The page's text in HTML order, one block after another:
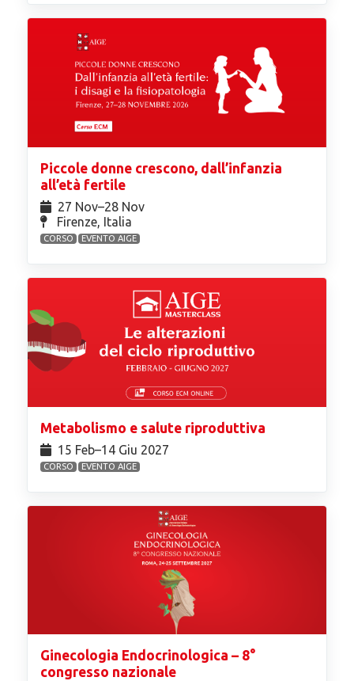
Piccole donne crescono, dall’infanzia
all’età fertile
27 Nov⁠–28 Nov
Firenze, Italia
CORSO EVENTO AIGE
Metabolismo e salute riproduttiva
15 Feb⁠–14 Giu 2027
CORSO EVENTO AIGE
Ginecologia Endocrinologica – 8°
congresso nazionale